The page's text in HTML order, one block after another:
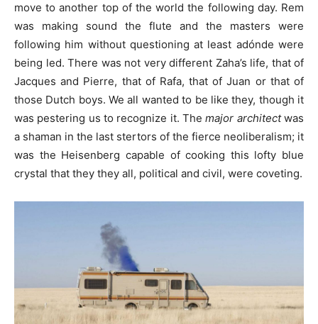
move to another top of the world the following day. Rem
was making sound the flute and the masters were
following him without questioning at least adónde were
being led. There was not very different Zaha’s life, that of
Jacques and Pierre, that of Rafa, that of Juan or that of
those Dutch boys. We all wanted to be like they, though it
was pestering us to recognize it. Themajor architectwas
a shaman in the last stertors of the fierce neoliberalism; it
was the Heisenberg capable of cooking this lofty blue
crystal that they they all, political and civil, were coveting.